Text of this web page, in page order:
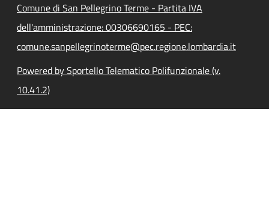
Comune di San Pellegrino Terme - Partita IVA
dell'amministrazione: 00306690165 - PEC:
comune.sanpellegrinoterme@pec.regione.lombardia.it
Powered by Sportello Telematico Polifunzionale (v.
10.41.2)